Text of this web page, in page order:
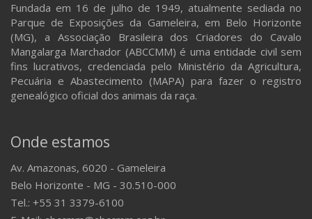
Fundada em 16 de julho de 1949, atualmente sediada no
Parque de Exposições da Gameleira, em Belo Horizonte
(MG), a Associação Brasileira dos Criadores do Cavalo
Mangalarga Marchador (ABCCMM) é uma entidade civil sem
fins lucrativos, credenciada pelo Ministério da Agricultura,
Pecuária e Abastecimento (MAPA) para fazer o registro
genealógico oficial dos animais da raça.
Onde estamos
Av. Amazonas, 6020 - Gameleira
Belo Horizonte - MG - 30.510-000
Tel.: +55 31 3379-6100